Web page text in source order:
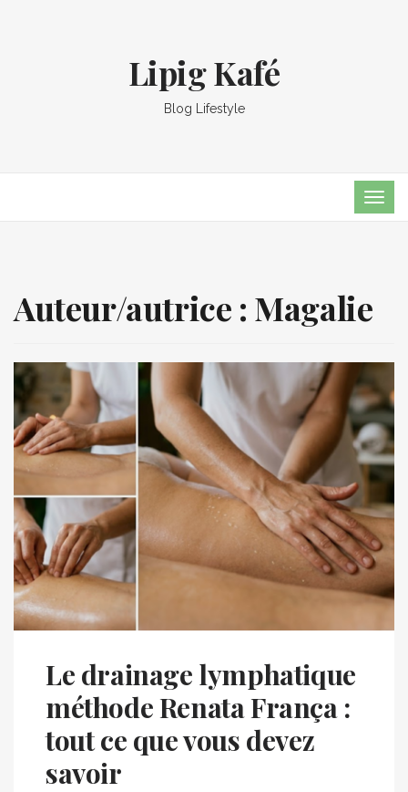
Lipig Kafé
Blog Lifestyle
Auteur/autrice : Magalie
Le drainage lymphatique
méthode Renata França :
tout ce que vous devez
savoir